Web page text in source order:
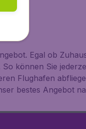
Egal ob
können Sie
Flughafen
bestes Angebot